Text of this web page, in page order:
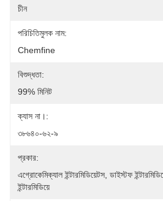
চীন
পরিচিতিমুলক নাম:
Chemfine
বিশুদ্ধতা:
99% মিনিট
ক্যাস না।:
৩৮৬৪০-৬২-৯
প্রকার:
এগ্রোকেমিক্যাল ইন্টারমিডিয়েটস, ডাইস্টফ
ইন্টারমিডিয়ে